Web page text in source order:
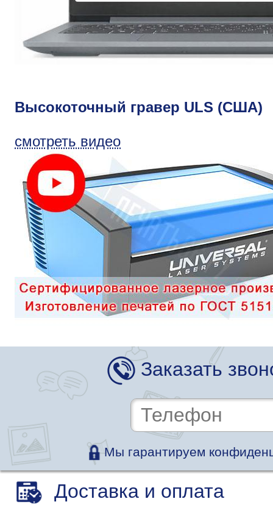
Высокоточный гравер ULS (США)
смотреть видео
Заказать
Мы гарантируем
Доставка и оплата